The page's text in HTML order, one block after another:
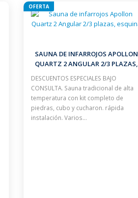
OFERTA
SAUNA DE INFARROJOS APOLLON
QUARTZ 2 ANGULAR 2/3 PLAZAS,
DESCUENTOS ESPECIALES BAJO
CONSULTA. Sauna tradicional de alta
temperatura con kit completo de
piedras, cubo y cucharon. rápida
instalación. Varios…